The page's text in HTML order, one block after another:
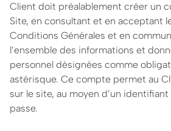
Client doit préalablement créer un
Site, en consultant et en acceptant
Conditions Générales et en
l’ensemble des informations et
personnel désignées comme
astérisque. Ce compte permet au
sur le site, au moyen d’un
passe.